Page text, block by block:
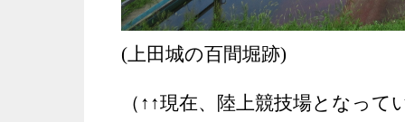
(上田城の百間堀跡)
（↑↑現在、陸上競技場となっ